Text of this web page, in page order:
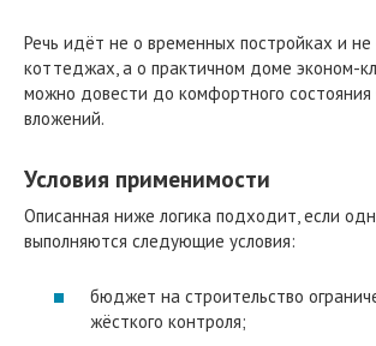
Речь идёт не о временных постройках и не
коттеджах, а о практичном доме эконом-
можно довести до комфортного состояния
вложений.
Условия применимости
Описанная ниже логика подходит, если
выполняются следующие условия:
бюджет на строительство
жёсткого контроля;